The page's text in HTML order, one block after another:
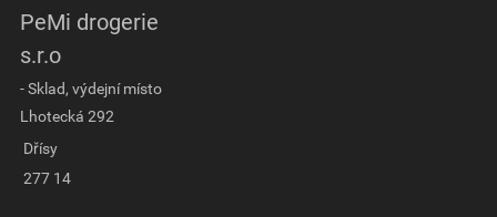
PeMi drogerie
s.r.o
- Sklad, výdejní místo
Lhotecká 292
Dřísy
277 14